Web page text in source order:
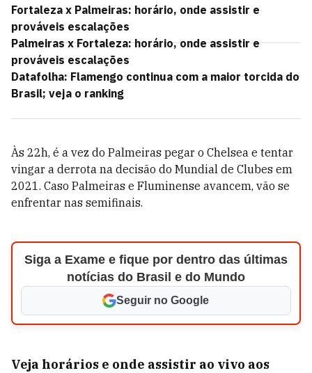
Fortaleza x Palmeiras: horário, onde assistir e
prováveis escalações
Palmeiras x Fortaleza: horário, onde assistir e
prováveis escalações
Datafolha: Flamengo continua com a maior torcida do
Brasil; veja o ranking
Às 22h, é a vez do Palmeiras pegar o Chelsea e tentar
vingar a derrota na decisão do Mundial de Clubes em
2021. Caso Palmeiras e Fluminense avancem, vão se
enfrentar nas semifinais.
Siga a Exame e fique por dentro das últimas
notícias do Brasil e do Mundo
Seguir no Google
Veja horários e onde assistir ao vivo aos